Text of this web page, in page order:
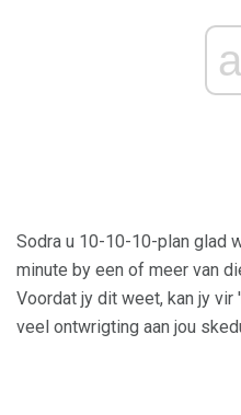
Sodra u 10-10-10-plan glad
minute by een of meer van
Voordat jy dit weet, kan jy
veel ontwrigting aan jou